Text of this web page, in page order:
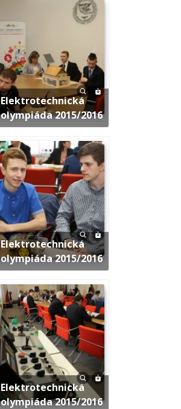
Elektrotechnická
olympiáda 2015/2016
Elektrotechnická
olympiáda 2015/2016
Elektrotechnická
olympiáda 2015/2016